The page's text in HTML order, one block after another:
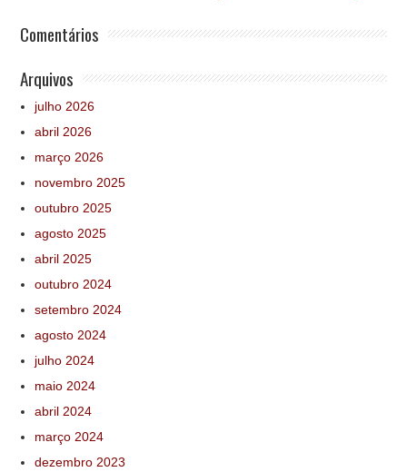
Comentários
Arquivos
julho 2026
abril 2026
março 2026
novembro 2025
outubro 2025
agosto 2025
abril 2025
outubro 2024
setembro 2024
agosto 2024
julho 2024
maio 2024
abril 2024
março 2024
dezembro 2023